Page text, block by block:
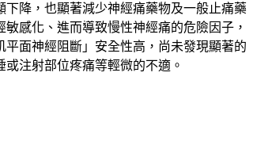
降，也顯著減少神經痛藥物及一般止痛藥
感化、進而導致慢性神經痛的危險因子，
面神經阻斷」安全性高，尚未發現顯著的
注射部位疼痛等輕微的不適。